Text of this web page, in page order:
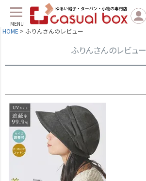
MENU
HOME ふりんさんのレビュー
ふりんさんのレビュー